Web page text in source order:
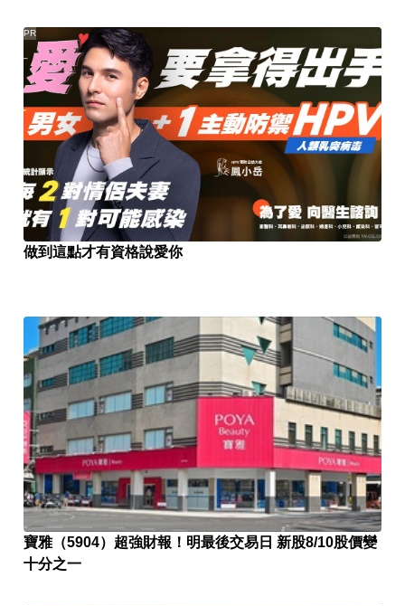
做到這點才有資格說愛你
PR
寶雅（5904）超強財報！明最後交易日 新股8/10股價變
十分之一